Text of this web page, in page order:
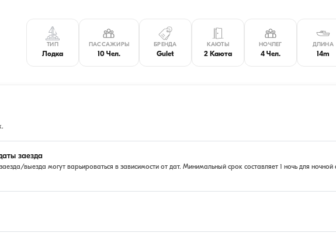
ТИП
Лодка
ПАССАЖИРЫ
10 Чел.
БРЕНДА
Gulet
КАЮТЫ
2 Каюта
НОЧЛЕГ
4 Чел.
ДЛИНА
14m
заезда
выезда могут варьироваться в зависимости от дат. Минимальный срок составляет 1 ночь для ночной